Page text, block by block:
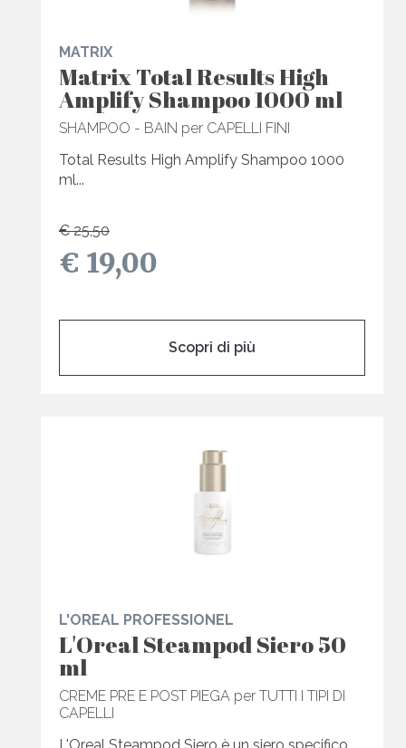
MATRIX
Matrix Total Results High
Amplify Shampoo 1000 ml
SHAMPOO - BAIN per CAPELLI FINI
Total Results High Amplify Shampoo 1000
ml...
€ 25,50
€ 19,00
Scopri di più
L'OREAL PROFESSIONEL
L'Oreal Steampod Siero 50
ml
CREME PRE E POST PIEGA per TUTTI I TIPI DI
CAPELLI